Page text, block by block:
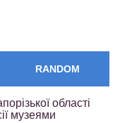
RANDOM
області
музеями